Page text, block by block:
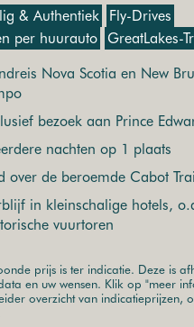
& Authentiek
Fly-Drives
per huurauto GreatLakes-
Nova Scotia en New
bezoek aan Prince
nachten op 1 plaats
over de beroemde Cabot
in kleinschalige hotels,
vuurtoren
prijs is ter indicatie. Deze is
en uw wensen. Klik op "meer
overzicht van indicatieprijzen,